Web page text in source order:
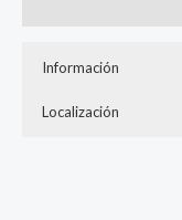
Información
Localización